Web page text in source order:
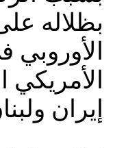
بظلاله
الأمريكي
إيران